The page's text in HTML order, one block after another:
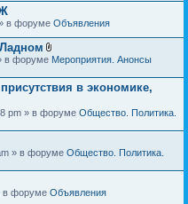
в форуме Объявления
В
о
ж
н
и
я
в форуме Мероприятия. Анонсы
в экономике,
pm » в форуме Общество. Политика.
» в форуме Общество. Политика.
в форуме Объявления